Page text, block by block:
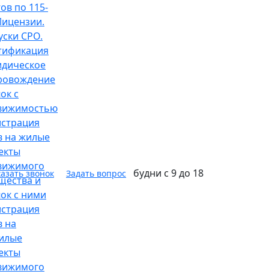
по 115-
СРО.
с
на жилые
и
с ними
на
звонок Задать вопрос будни с 9 до 18